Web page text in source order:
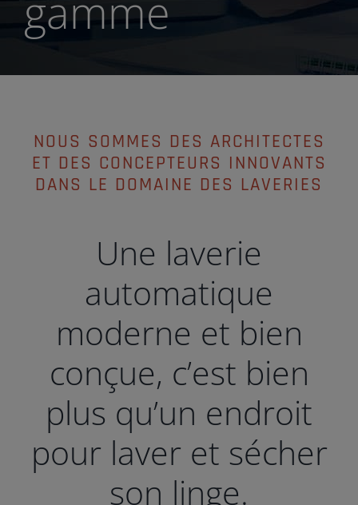
gamme
NOUS SOMMES DES ARCHITECTES
ET DES CONCEPTEURS INNOVANTS
DANS LE DOMAINE DES LAVERIES
Une laverie
automatique
moderne et bien
conçue, c’est bien
plus qu’un endroit
pour laver et sécher
son linge.